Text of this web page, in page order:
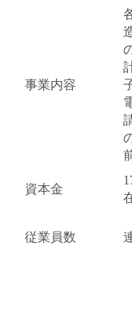
事業内容
資本金
従業員数